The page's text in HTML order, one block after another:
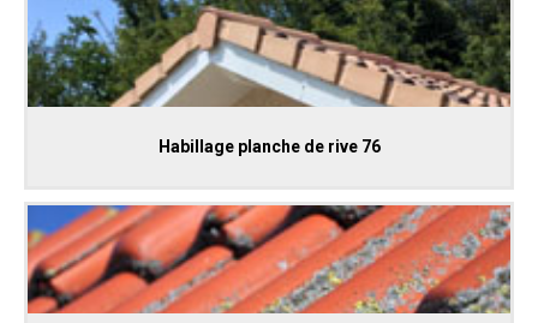
Habillage planche de rive 76